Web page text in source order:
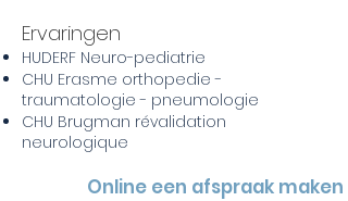
Ervaringen
HUDERF Neuro-pediatrie
CHU Erasme orthopedie -
traumatologie - pneumologie
CHU Brugman révalidation
neurologique
Online een afspraak maken